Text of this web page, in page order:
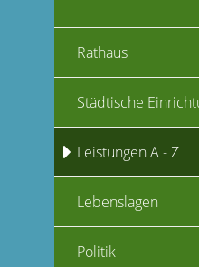
Rathaus
Städtische
Leistungen A - Z
Lebenslagen
Politik